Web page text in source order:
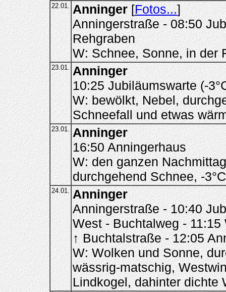
22.01. Anninger[Fotos...]
Anningerstraße - 08:50
Rehgraben
W: Schnee, Sonne, in der
23.01. Anninger
10:25 Jubiläumswarte (-
W: bewölkt, Nebel,
Schneefall und etwas
23.01. Anninger
16:50 Anningerhaus
W: den ganzen
durchgehend Schnee, -3°C
24.01. Anninger
Anningerstraße - 10:40
West - Buchtalweg -
↑ Buchtalstraße - 12:05
W: Wolken und Sonne,
wässrig-matschig,
Lindkogel, dahinter dichte